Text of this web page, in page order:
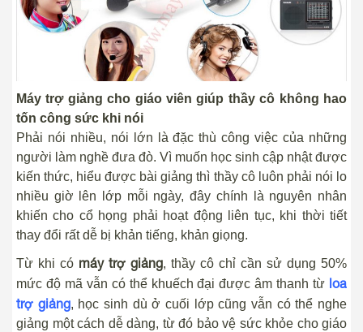
Máy trợ giảng cho giáo viên giúp thầy cô không hao
tốn công sức khi nói
Phải nói nhiều, nói lớn là đặc thù công việc của những
người làm nghề đưa đò. Vì muốn học sinh cập nhật được
kiến thức, hiểu được bài giảng thì thầy cô luôn phải nói lo
nhiều giờ lên lớp mỗi ngày, đây chính là nguyên nhân
khiến cho cổ họng phải hoạt động liên tục, khi thời tiết
thay đổi rất dễ bị khản tiếng, khản giọng.
Từ khi có máy trợ giảng, thầy cô chỉ cần sử dụng 50%
mức độ mã vẫn có thể khuếch đại được âm thanh từ loa
trợ giảng, học sinh dù ở cuối lớp cũng vẫn có thể nghe
giảng một cách dễ dàng, từ đó bảo vệ sức khỏe cho giáo